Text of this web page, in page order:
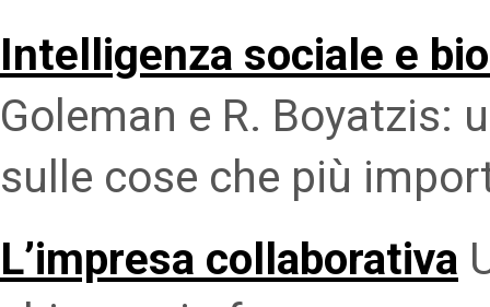
Intelligenza sociale e
Goleman e R. Boyatzis:
sulle cose che più
L’impresa collaborativa